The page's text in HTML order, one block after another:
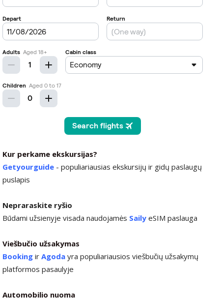
Kur perkame ekskursijas?
Getyourguide - populiariausias ekskursijų ir gidų paslaugų
puslapis
Nepraraskite ryšio
Būdami užsienyje visada naudojamės Saily eSIM paslauga
Viešbučio užsakymas
Booking ir Agoda yra populiariausios viešbučių užsakymų
platformos pasaulyje
Automobilio nuoma